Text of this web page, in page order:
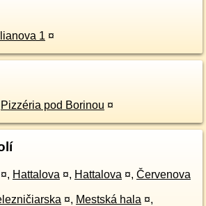
1 ¤
Pizzéria pod Borinou ¤
¤, Hattalova ¤, Hattalova ¤, Červenova
¤, Mestská hala ¤,